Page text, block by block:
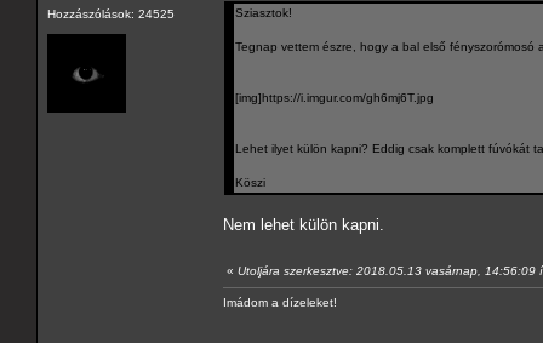
Hozzászólások: 24525
Sziasztok!
Tegnap vettem észre, hogy a bal első
[img]https://i.imgur.com/gh6mj6T.jpg
Lehet ilyet külön kapni? Eddig csak komplett fúvókát
Köszi
Nem lehet külön kapni.
« Utoljára szerkesztve: 2018.05.13 vasárnap, 14:56:09
Imádom a dízeleket!